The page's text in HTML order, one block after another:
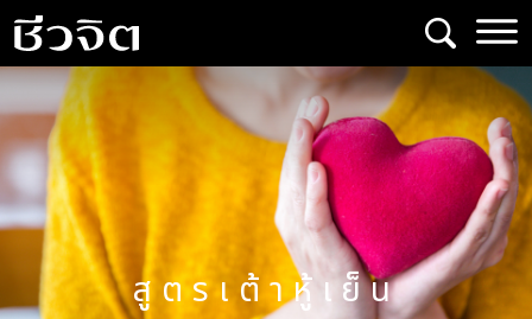
Skip
to
content
สูตรเต้าหู้เย็น